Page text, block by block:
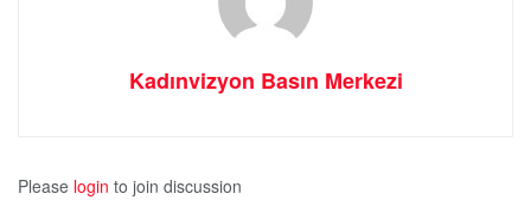
Kadınvizyon Basın Merkezi
Please login to join discussion